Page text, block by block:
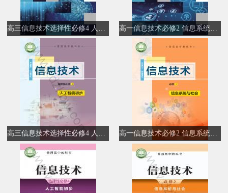
高一信息技术必修2 信息系统与社会
高三信息技术选择性必修4 人工智能初步 高一信息技术必修2 信息系统与社会